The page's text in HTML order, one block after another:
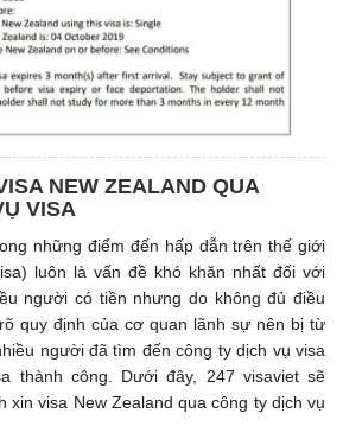
NEW ZEALAND QUA
VISA
những điểm đến hấp dẫn trên thế giới
luôn là vấn đề khó khăn nhất đối với
người có tiền nhưng do không đủ điều
quy định của cơ quan lãnh sự nên bị từ
người đã tìm đến công ty dịch vụ visa
thành công. Dưới đây, 247 visaviet sẽ
xin visa New Zealand qua công ty dịch vụ